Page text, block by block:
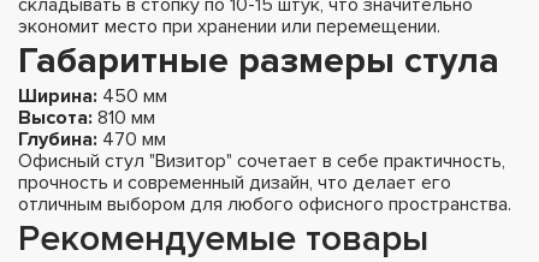
экономит место при хранении или перемещении.
Габаритные размеры стула
Ширина: 450 мм
Высота: 810 мм
Глубина: 470 мм
Офисный стул "Визитор" сочетает в себе практичность,
прочность и современный дизайн, что делает его
отличным выбором для любого офисного пространства.
Рекомендуемые товары